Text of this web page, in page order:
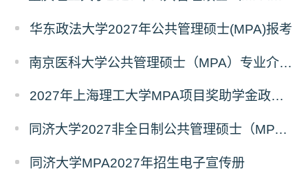
华东政法大学2027年公共管理硕士(MPA)报考
南京医科大学公共管理硕士（MPA）专业介绍（2027年）
2027年上海理工大学MPA项目奖助学金政策发布
同济大学2027非全日制公共管理硕士（MPA）奖学金方案
同济大学MPA2027年招生电子宣传册